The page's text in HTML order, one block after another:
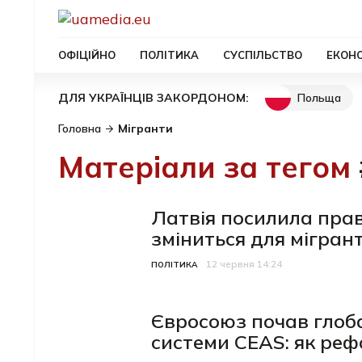
ОФІЦІЙНО ПОЛІТИКА СУСПІЛЬСТВО
ДЛЯ УКРАЇНЦІВ ЗАКОРДОНОМ: Польща
Головна Мігранти
Матеріали за тегом
Латвія посилила
зміниться для
Категорія
ПОЛІТИКА
Дата публікації
12 червня 14:24
Євросоюз почав
системи CEAS: як